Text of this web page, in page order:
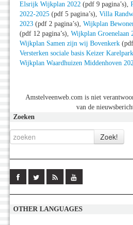
Elsrijk Wijkplan 2022 (pdf 9 pagina’s),
2022-2025 (pdf 5 pagina’s), Villa
2023 (pdf 2 pagina’s), Wijkplan
(pdf 12 pagina’s), Wijkplan Groenelaan
Wijkplan Samen zijn wij Bovenkerk
Versterken sociale basis Keizer
Wijkplan Waardhuizen Middenhoven
Amstelveenweb.com is niet
van de
Zoeken
OTHER LANGUAGES